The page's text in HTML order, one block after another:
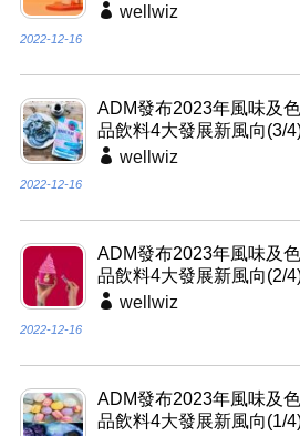
wellwiz
2022-12-16
ADM發布2023年風味及
品飲料4大發展新風向(3/
wellwiz
2022-12-16
ADM發布2023年風味及
品飲料4大發展新風向(2/
wellwiz
2022-12-16
ADM發布2023年風味及
品飲料4大發展新風向(1/